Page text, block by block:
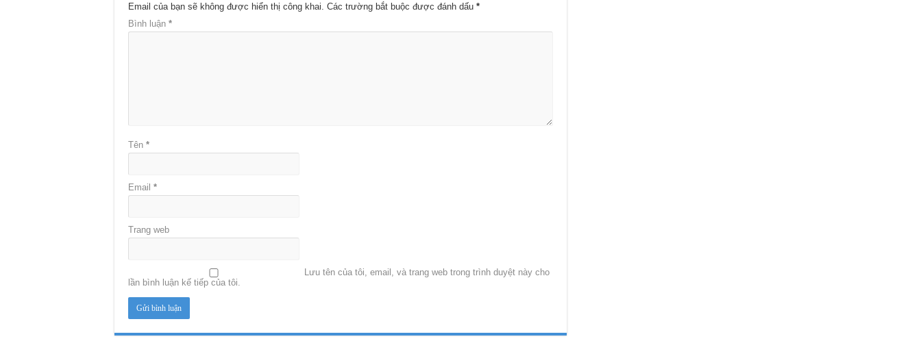
Email của bạn sẽ không được hiển thị công khai. Các trường bắt buộc được đánh dấu *
Bình luận *
Tên *
Email *
Trang web
Lưu tên của tôi, email, và trang web trong trình duyệt này cho
lần bình luận kế tiếp của tôi.